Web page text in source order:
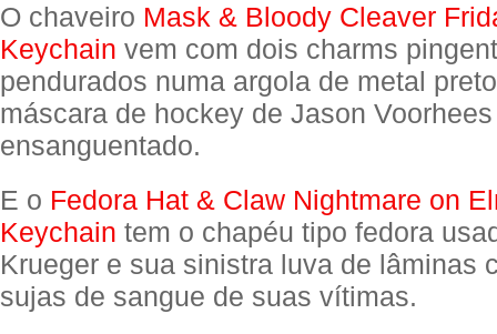
O chaveiro Mask & Bloody Cleaver
Keychain vem com dois charms
pendurados numa argola de metal
máscara de hockey de Jason
ensanguentado.
E o Fedora Hat & Claw Nightmare on
Keychain tem o chapéu tipo fedora
Krueger e sua sinistra luva de lâminas
sujas de sangue de suas vítimas.